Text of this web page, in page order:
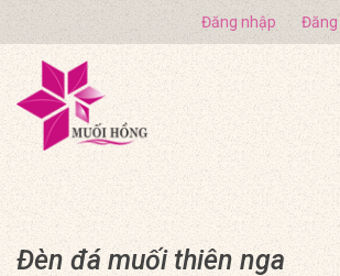
Đăng nhập Đăng
Đèn đá muối thiên nga